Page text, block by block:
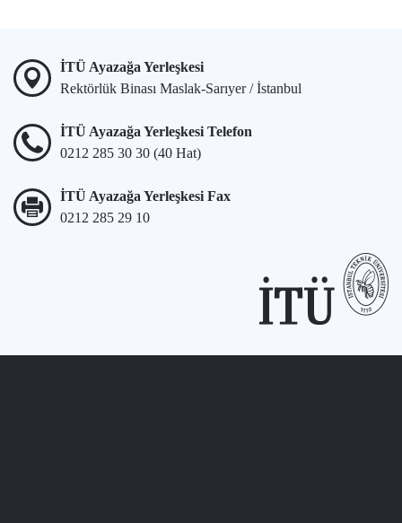
İTÜ Ayazağa Yerleşkesi
Rektörlük Binası Maslak-Sarıyer / İstanbul
İTÜ Ayazağa Yerleşkesi Telefon
0212 285 30 30 (40 Hat)
İTÜ Ayazağa Yerleşkesi Fax
0212 285 29 10